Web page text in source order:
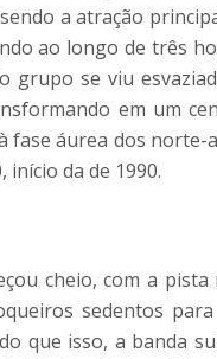
a atração
ao longo de três
grupo se viu
em um
fase áurea dos norte-
início da de 1990.
cheio, com a pista
sedentos
que isso, a banda